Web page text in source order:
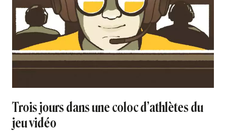
Trois jours dans une coloc d’athlètes du
jeu vidéo